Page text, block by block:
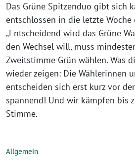
Das Grüne Spitzenduo gibt sich
entschlossen in die letzte Woche
„Entscheidend wird das Grüne
den Wechsel will, muss
Zweitstimme Grün wählen. Was
wieder zeigen: Die Wählerinnen
entscheiden sich erst kurz vor
spannend! Und wir kämpfen bis
Stimme.
Allgemein